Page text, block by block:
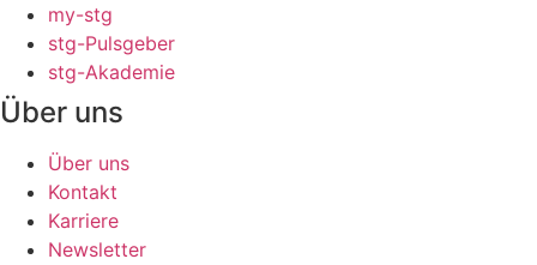
my-stg
stg-Pulsgeber
stg-Akademie
Über uns
Über uns
Kontakt
Karriere
Newsletter